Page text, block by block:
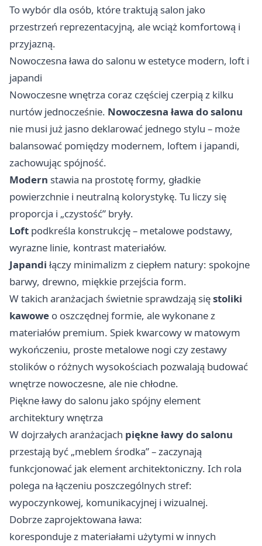
To wybór dla osób, które traktują salon jako
przestrzeń reprezentacyjną, ale wciąż komfortową i
przyjazną.
Nowoczesna ława do salonu w estetyce modern, loft i
japandi
Nowoczesne wnętrza coraz częściej czerpią z kilku
nurtów jednocześnie. Nowoczesna ława do salonu
nie musi już jasno deklarować jednego stylu – może
balansować pomiędzy modernem, loftem i japandi,
zachowując spójność.
Modern stawia na prostotę formy, gładkie
powierzchnie i neutralną kolorystykę. Tu liczy się
proporcja i „czystość” bryły.
Loft podkreśla konstrukcję – metalowe podstawy,
wyrazne linie, kontrast materiałów.
Japandi łączy minimalizm z ciepłem natury: spokojne
barwy, drewno, miękkie przejścia form.
W takich aranżacjach świetnie sprawdzają sięstoliki
kawowe o oszczędnej formie, ale wykonane z
materiałów premium. Spiek kwarcowy w matowym
wykończeniu, proste metalowe nogi czy zestawy
stolików o różnych wysokościach pozwalają budować
wnętrze nowoczesne, ale nie chłodne.
Piękne ławy do salonu jako spójny element
architektury wnętrza
W dojrzałych aranżacjach piękne ławy do salonu
przestają być „meblem środka” – zaczynają
funkcjonować jak element architektoniczny. Ich rola
polega na łączeniu poszczególnych stref:
wypoczynkowej, komunikacyjnej i wizualnej.
Dobrze zaprojektowana ława:
koresponduje z materiałami użytymi w innych